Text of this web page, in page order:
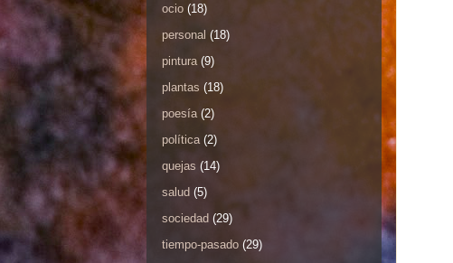
ocio (18)
personal (18)
pintura (9)
plantas (18)
poesía (2)
política (2)
quejas (14)
salud (5)
sociedad (29)
tiempo-pasado (29)